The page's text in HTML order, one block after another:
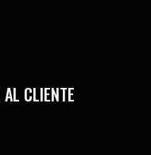
CLIENTE